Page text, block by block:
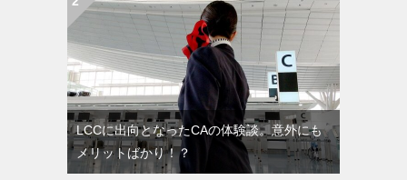
LCCに出向となったCAの体験談。意外にも
メリットばかり！？